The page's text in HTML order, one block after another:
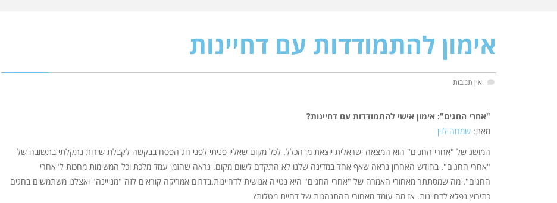
אימון להתמודדות עם דחיינות
אין תגובות
"אחרי החגים": אימון אישי להתמודדות עם דחיינות?
מאת: שמחה לוין
המושג של "אחרי החגים" הוא המצאה ישראלית יוצאת מן הכלל. לכל מקום שאליו פניתי לפני חג הפסח בבקשה לקבלת שירות נתקלתי בתשובה של
"אחרי החגים". בחודש האחרון נראה שאף אחד במדינה שלנו לא התקדם לשום מקום. נראה שהזמן עמד מלכת וכל המשימות מחכות ל"אחרי
החגים". מה שמסתתר מאחורי האמרה של "אחרי החגים" היא נטייה אנושית לדחיינות.בדרום אמריקה קוראים לזה "מנייינה" ואצלנו משתמשים בחגים
כתירוץ נפלא לדחיינות. אז מה עומד מאחורי ההתנהגות של דחיית מטלות?